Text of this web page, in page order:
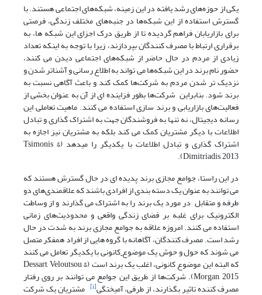
یکی از حوزه‌های رشد یافته در این زمینه، شبکه‌های اجتماعی هستند. با
گسترش استفاده از این شبکه‌ها در جنبه‌های مختلف زندگی، فرصتی
برای بازاریابان فراهم گردیده تا از طریق درک اجزای این شبکه ها، به
برقراری ارتباط با مصرف کنندگان بپردازند، زیرا با توجه به اینکه تعداد
زیادی از مردم در حال حاضر از شبکه‌های اجتماعی دیدن می کنند،
حضور نام برند در این شبکه‌ها می تواند به اطلاع رسانی و آشناتر شدن و
نزدیک تر شدن مردم به شرکت‌ها کمک کند و باعث آگاهی نسبت به
برند شود. بنابراین شرکت‌ها بطور فزاینده ای از آن به عنوان بخشی از
فعالیت‌های بازاریابی و برند سازی استفاده می کنند. ماهیت تعاملی این
رسانه دیجیتال، نه تنها به فروشندگان جهت به اشتراک گذاری و تبادل
اطلاعات با دیگر مشتریان کمک می کند بلکه به مشتریان نیز اجازه به
اشتراک گذاری و تبادل اطلاعات با یکدیگر را میدهد (Tsimonis &
Dimitriadis, 2013).
در این راستا، جوامع مجازی برند پدیده ای در حال گسترش هستند که
می توانند به عنوان یک دسته بندی از افرادی باشند که علاقمندی‌های دو
طرفه و متقابل در مورد یک برند را به اشتراک می گذارند و از وساطت
الکترونیک برای غلبه بر فضای زندگی واقعی و محدودیت‌های زمانی
استفاده می کنند. امروزه علاقه به جوامع مجازی برند به شدت در حال
رشد است. مصرف کنندگان، آگاهانه با گروه هایی از افراد همفکر متصل
می شوند که حول و حوش یک موضوعکانونی با یکدیگر تعامل می کنند
که البته این موضوع کانونی، اغلب یک برند است (Dessart, Veloutsou &
Morgan, 2015). شرکت‌ها از طریق این جوامع می توانند بر روی رفتار
مصرف کننده تاثیر بگذارند، از طرفی، آمیختگی[i] مشتریان یک شرکت